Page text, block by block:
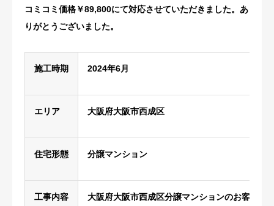
コミコミ価格￥89,800にて対応させていただきました。あ
りがとうございました。
施工時期 2024年6月
エリア 大阪府大阪市西成区
住宅形態 分譲マンション
工事内容
大阪府大阪市西成区分譲マンションのお客様へ